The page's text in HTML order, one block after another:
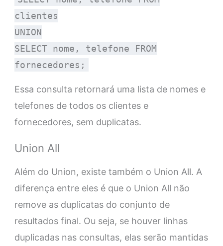
clientes
UNION
SELECT nome, telefone FROM
fornecedores;
Essa consulta retornará uma lista de nomes e
telefones de todos os clientes e
fornecedores, sem duplicatas.
Union All
Além do Union, existe também o Union All. A
diferença entre eles é que o Union All não
remove as duplicatas do conjunto de
resultados final. Ou seja, se houver linhas
duplicadas nas consultas, elas serão mantidas